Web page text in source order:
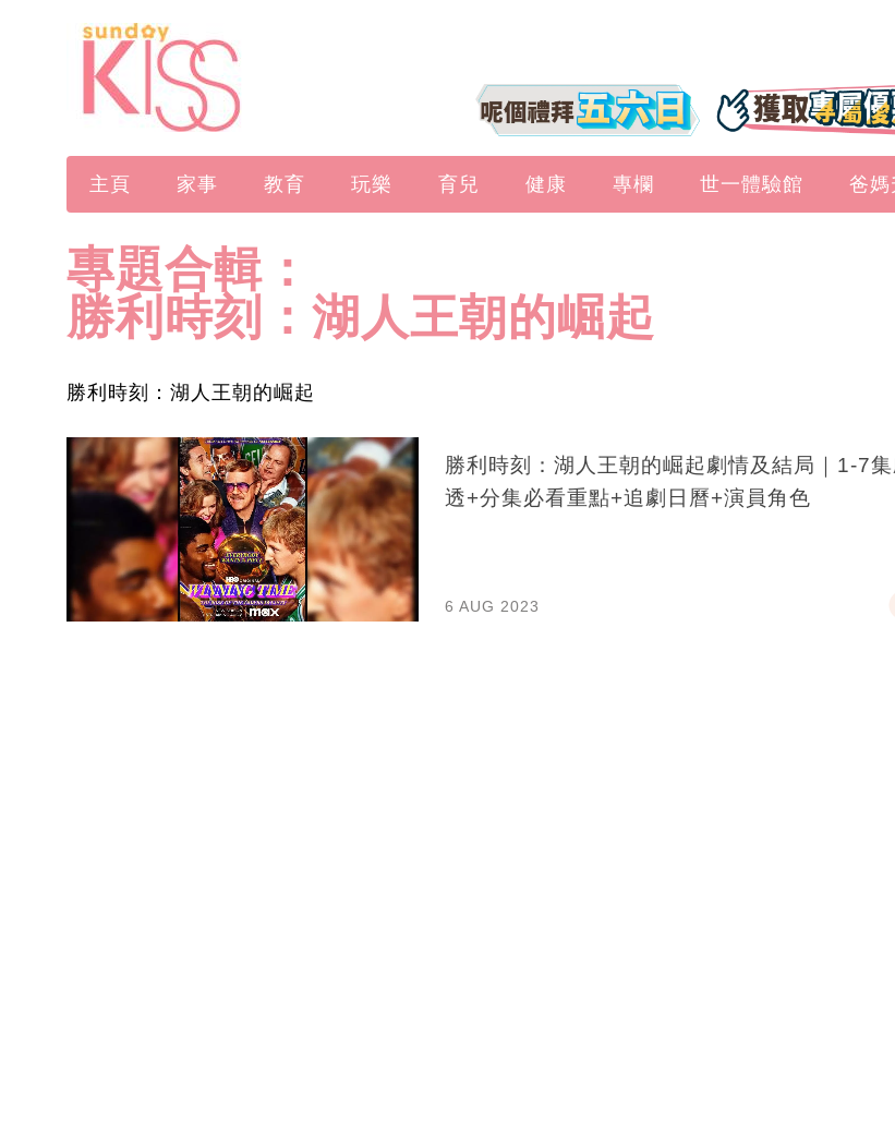
主頁 家事 教育 玩樂 育兒 健康 專欄 世一體驗館 爸媽
專題合輯：
勝利時刻：湖人王朝的崛起
勝利時刻：湖人王朝的崛起
勝利時刻：湖人王朝的崛起劇情及結局｜1-7集
透+分集必看重點+追劇日曆+演員角色
6 AUG 2023